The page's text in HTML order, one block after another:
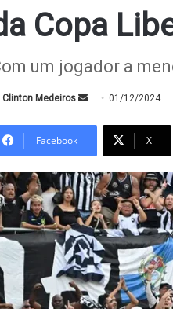
Copa
um jogador a
Clinton Medeiros
Mande
mail
01/12/2024
Facebook X